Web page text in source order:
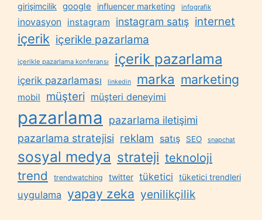
girişimcilik google influencer marketing infografik
inovasyon instagram instagram satış internet
içerik içerikle pazarlama
içerikle pazarlama konferansı içerik pazarlama
içerik pazarlaması linkedin marka marketing
mobil müşteri müşteri deneyimi
pazarlama
pazarlama iletişimi
pazarlama stratejisi reklam satış SEO snapchat
sosyal medya strateji teknoloji
trend trendwatching twitter tüketici tüketici trendleri
uygulama yapay zeka yenilikçilik